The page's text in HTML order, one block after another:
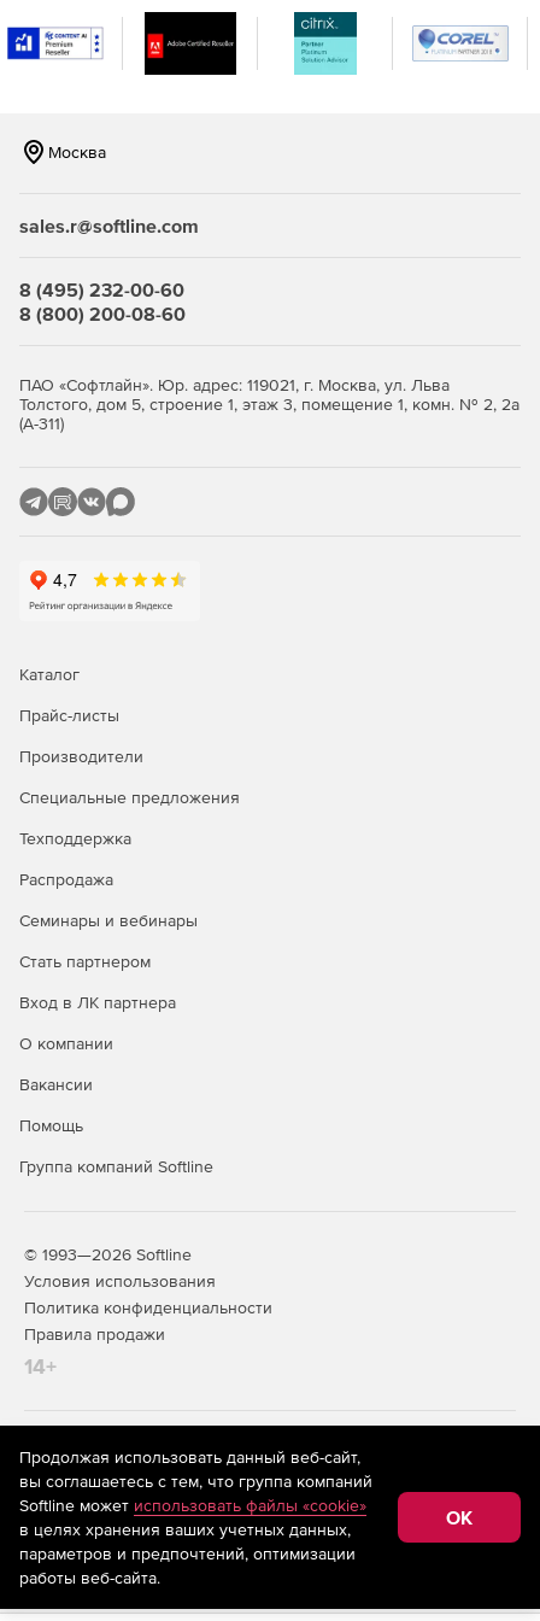
Москва
sales.r@softline.com
8 (495) 232-00-60
8 (800) 200-08-60
ПАО «Софтлайн». Юр. адрес: 119021, г. Москва, ул. Льва
Толстого, дом 5, строение 1, этаж 3, помещение 1, комн. № 2, 2а
(А-311)
Каталог
Прайс-листы
Производители
Специальные предложения
Техподдержка
Распродажа
Семинары и вебинары
Стать партнером
Вход в ЛК партнера
О компании
Вакансии
Помощь
Группа компаний Softline
© 1993—2026 Softline
Условия использования
Политика конфиденциальности
Правила продажи
14+
На информационном ресурсе store.softline.ru применяются
рекомендательные технологии
(информационные технологии
предоставления информации на основе сбора,
систематизации и анализа сведений, относящихся к
предпочтениям пользователей сети «Интернет»,
находящихся на территории Российской Федерации)
Продолжая использовать данный веб-сайт,
вы соглашаетесь с тем, что группа компаний
Softline может использовать файлы «cookie»
в целях хранения ваших учетных данных,
параметров и предпочтений, оптимизации
работы веб-сайта.
OK